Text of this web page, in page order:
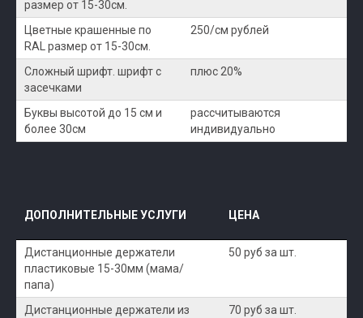
размер от 15-30см.
Цветные крашенные по
RAL размер от 15-30см.
250/см рублей
Сложный шрифт. шрифт с
засечками
плюс 20%
Буквы высотой до 15 см и
более 30см
рассчитываются
индивидуально
ДОПОЛНИТЕЛЬНЫЕ УСЛУГИ ЦЕНА
Дистанционные держатели
пластиковые 15-30мм (мама/
папа)
50 руб за шт.
Дистанционные держатели из
70 руб за шт.